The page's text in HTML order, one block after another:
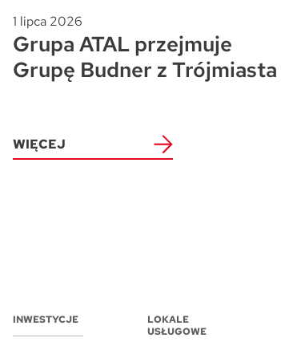
1 lipca 2026
Grupa ATAL przejmuje
Grupę Budner z Trójmiasta
WIĘCEJ
INWESTYCJE
LOKALE
USŁUGOWE